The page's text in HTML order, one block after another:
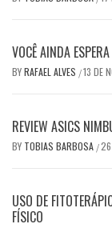
VOCÊ AINDA
BYRAFAEL ALVES /13 DE
REVIEW ASICS
BY TOBIAS BARBOSA /
USO DE
FÍSICO